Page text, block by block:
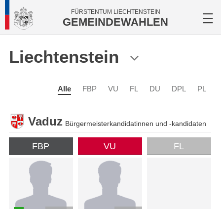
FÜRSTENTUM LIECHTENSTEIN
GEMEINDEWAHLEN
Liechtenstein
Alle FBP VU FL DU DPL PL
Vaduz Bürgermeisterkandidatinnen und -kandidaten
FBP VU FL